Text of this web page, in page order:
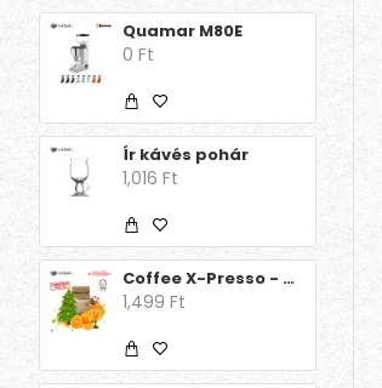
Quamar M80E
0 Ft
Ír kávés pohár
1,016 Ft
Coffee X-Presso - Aroma Decaff Orange Christmas Edition
1,499 Ft